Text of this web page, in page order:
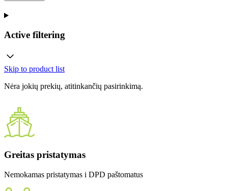
Active filtering
Skip to product list
Nėra jokių prekių, atitinkančių pasirinkimą.
Greitas pristatymas
Nemokamas pristatymas i DPD paštomatus